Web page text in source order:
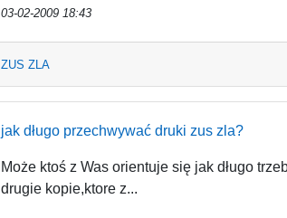
03-02-2009 18:43
ZUS ZLA
jak długo przechwywać druki zus zla?
Może ktoś z Was orientuje się jak długo
drugie kopie,ktore z...